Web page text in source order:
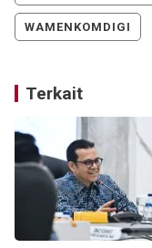
WAMENKOMDIGI
Terkait